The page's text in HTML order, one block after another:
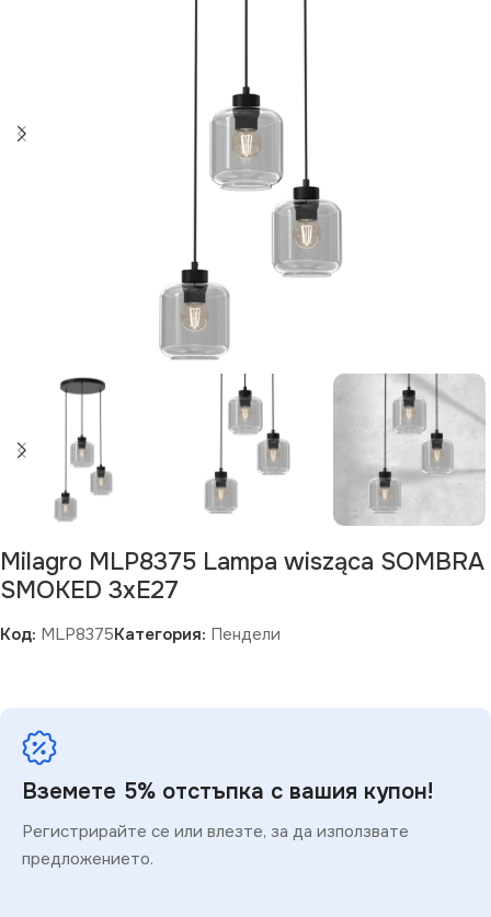
Milagro MLP8375 Lampa wisząca SOMBRA
SMOKED 3xE27
Код: MLP8375Категория: Пендели
Вземете 5% отстъпка с вашия купон!
Регистрирайте се или влезте, за да използвате
предложението.